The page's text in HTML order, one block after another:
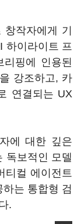
작자에게 기
하이라이트 프
리핑에 인용된
강조하고, 카
연결되는 UX
에 대한 깊은
독보적인 모델
티컬 에이전트
는 통합형 검
.